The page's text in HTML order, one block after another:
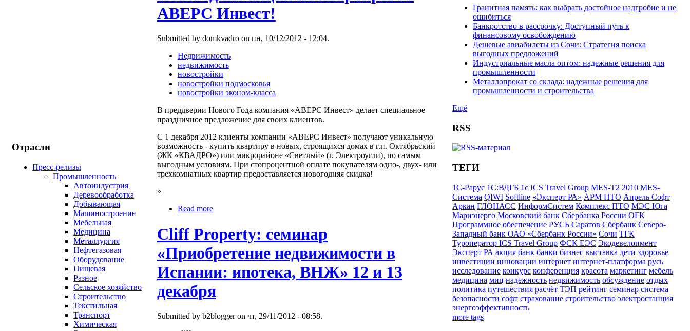
Отрасли
Пресс-релизы
Промышленность
Автоиндустрия
Деревообработка
Добывающая
Машиностроение
Мебельная
Медицина
Металлургия
Нефтегазовая
Оборудование
Пищевая
Разное
Сельское хозяйство
Строительство
Текстильная
Транспорт
Химическая
АВЕРС Инвест!
Submitted by domkvadro on пн, 10/12/2012 - 12:04.
Недвижимость
недвижимость
новостройки
новостройки подмосковья
новостройки эконом-класса
В преддверии Нового Года компания «АВЕРС Инвест» делает специальное
праздничное предложение для своих клиентов.
С 1 декабря 2012 клиенты компании «АВЕРС Инвест» получают уникальную
возможность - купить квартиру в новых, строящихся домах в г.п. Октябрьский
(ЖК «КВАДРО») или микрорайоне «Светлый» (г. Электроугли), по самым
выгодным условиям. При стопроцентной оплате покупателям одно-, двух- или
трехкомнатных квартир предоставляется новогодняя скидка!
»
Read more
Cliff Property: семинар
«Приобретение недвижимости в
Испании: ипотека, ВНЖ» 12 и 13
декабря
Submitted by b2blogger on чт, 29/11/2012 - 08:58.
Гранитная память: как выбрать достойное надгробие и не
ошибиться
Банкротство в рассрочку: Доступный путь к
финансовому освобождению
Дешевые авиабилеты из Сочи: Стратегия поиска
выгодных предложений
Индустриальные масла оптом: надежные решения для
промышленности
Металлопрокат со склада: надежные решения для
промышленности и строительства
Ещё
RSS
ТЕГИ
1С-Рарус 1С:ВДГБ 1с ICS Travel Group MES-T2 2010 MES-
Система QIWI Softline «Эксперт РА» АРМ ПТО Апрель Софт
Аркан ГЛОНАСС ИнформСистем Комплекс ПТО МЭС Юга
Мариэнерго Московский банк Сбербанка России ОГК
Программное обеспечение РУСЬ Саратов Сбербанк Северо-
Западный банк ОАО «Сбербанк России» Сочи ТГК
Туроператор ICS Travel Group ФСК ЕЭС Экодевелопмент
Эксперт РА акция банк банки бизнес выставка дети здоровье
инвестиции инновации интернет интернет-платформа русь
исследование конкурс конференция красота маркетинг мебель
медицина миц надежность недвижимость обсуждение отдых
политика путешествия расчёт ТЭП рейтинг семинар система
безопасности софт страхование строительство электростанция
энергоэффективность
more tags